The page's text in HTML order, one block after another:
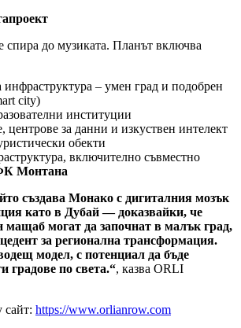
спира до музиката. Планът включва
– умен град и подобрен
city)
институции
центрове за данни и изкуствен интелект
обекти
включително съвместно
Монтана
създава Монако с дигиталния мозък
като в Дубай — доказвайки, че
мащаб могат да започнат в малък град,
за регионална трансформация.
модел, с потенциал да бъде
градове по света.“, казва ORLI
https://www.orlianrow.com